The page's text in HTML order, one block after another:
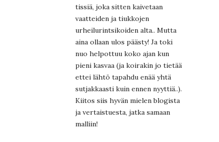
tissiä, joka sitten kaivetaan
vaatteiden ja tiukkojen
urheilurintsikoiden alta.. Mutta
aina ollaan ulos päästy! Ja toki
nuo helpottuu koko ajan kun
pieni kasvaa (ja koirakin jo tietää
ettei lähtö tapahdu enää yhtä
sutjakkaasti kuin ennen nyyttiä..).
Kiitos siis hyvän mielen blogista
ja vertaistuesta, jatka samaan
malliin!